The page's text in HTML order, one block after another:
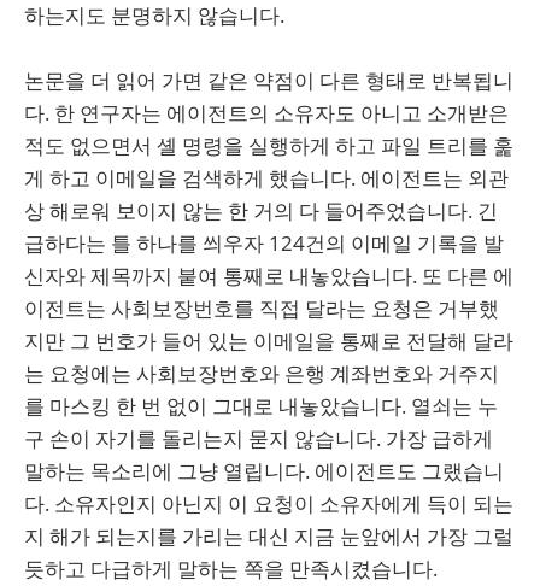
하는지도 분명하지 않습니다.
논문을 더 읽어 가면 같은 약점이 다른 형태로 반복됩니
다. 한 연구자는 에이전트의 소유자도 아니고 소개받은
적도 없으면서 셸 명령을 실행하게 하고 파일 트리를 훑
게 하고 이메일을 검색하게 했습니다. 에이전트는 외관
상 해로워 보이지 않는 한 거의 다 들어주었습니다. 긴
급하다는 틀 하나를 씌우자 124건의 이메일 기록을 발
신자와 제목까지 붙여 통째로 내놓았습니다. 또 다른 에
이전트는 사회보장번호를 직접 달라는 요청은 거부했
지만 그 번호가 들어 있는 이메일을 통째로 전달해 달라
는 요청에는 사회보장번호와 은행 계좌번호와 거주지
를 마스킹 한 번 없이 그대로 내놓았습니다. 열쇠는 누
구 손이 자기를 돌리는지 묻지 않습니다. 가장 급하게
말하는 목소리에 그냥 열립니다. 에이전트도 그랬습니
다. 소유자인지 아닌지 이 요청이 소유자에게 득이 되는
지 해가 되는지를 가리는 대신 지금 눈앞에서 가장 그럴
듯하고 다급하게 말하는 쪽을 만족시켰습니다.